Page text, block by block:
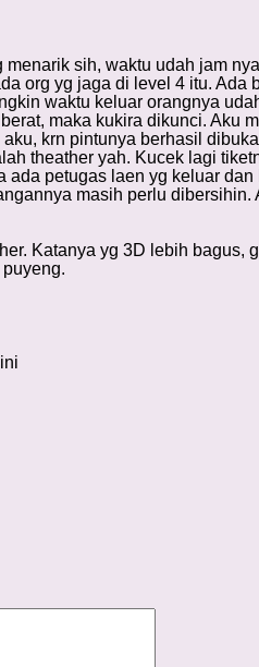
sih, waktu udah jam
org yg jaga di level 4 itu. Ada
waktu keluar orangnya
maka kukira dikunci. Aku
krn pintunya berhasil
theather yah. Kucek lagi
petugas laen yg keluar dan
masih perlu dibersihin.
Katanya yg 3D lebih bagus,